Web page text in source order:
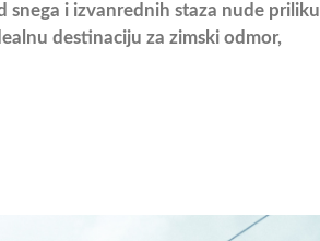
snega i izvanrednih staza nude priliku
destinaciju za zimski odmor,